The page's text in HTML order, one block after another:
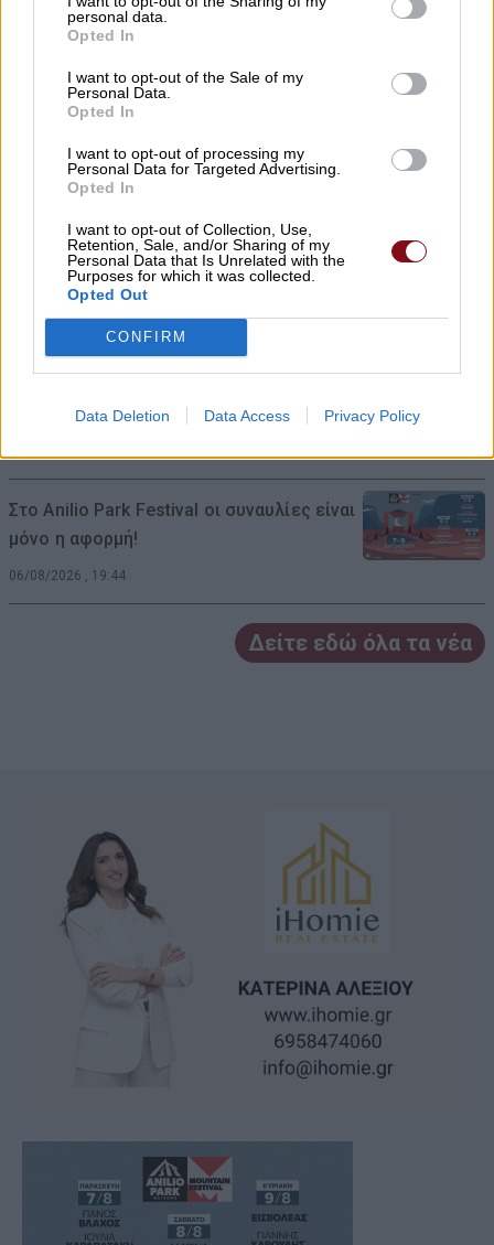
personal data.
Opted In
I want to opt-out of the Sale of my
Personal Data.
Opted In
I want to opt-out of processing my
Personal Data for Targeted Advertising.
Opted In
I want to opt-out of Collection, Use,
Retention, Sale, and/or Sharing of my
Personal Data that Is Unrelated with the
Purposes for which it was collected.
Opted Out
CONFIRM
Data Deletion Data Access Privacy Policy
καρπούζια στο Κοινωνικό Παντοπωλείο
06/08/2026 , 23:14
Τα υπερηχητικά αεροπλάνα επιστρέφουν
06/08/2026 , 22:53
Χρ. Καπετάνος: Τιμή στη μεγάλη γιορτή
της Ορθοδοξίας και στις Ένοπλες
Δυνάμεις
του Αλκιβιάδη Χατζούλη
Στο Anilio Park Festival οι συναυλίες είναι
μόνο η αφορμή!
06/08/2026 , 19:44
Δείτε εδώ όλα τα νέα